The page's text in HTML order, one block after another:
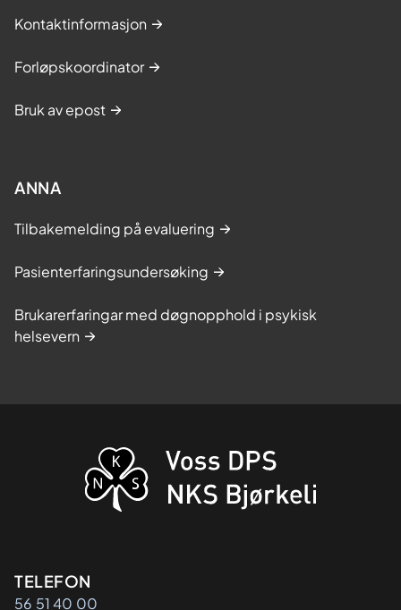
Kontaktinformasjon
Forløpskoordinator
Bruk av epost
ANNA
Tilbakemelding på evaluering
Pasienterfaringsundersøking
Brukarerfaringar med døgnopphold i psykisk
helsevern
Kontaktinformasjon
TELEFON
56 51 40 00